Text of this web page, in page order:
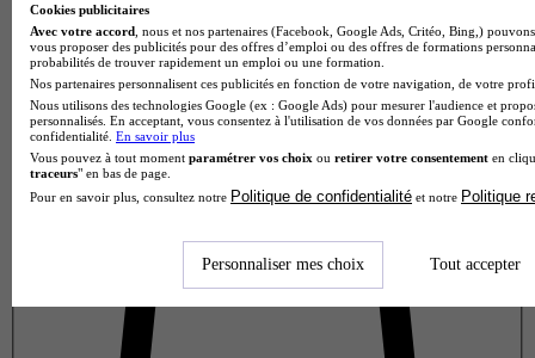
Cookies publicitaires
Avec votre accord , nous et nos partenaires (Facebook, Google Ads, Critéo, Bing,)
vous proposer des publicités pour des offres d’emploi ou des offres de formations
probabilités de trouver rapidement un emploi ou une formation.
Nos partenaires personnalisent ces publicités en fonction de votre navigation, de votre
Nous utilisons des technologies Google (ex : Google Ads) pour mesurer l'audience et
personnalisés. En acceptant, vous consentez à l'utilisation de vos données par Google
confidentialité. En savoir plus
Vous pouvez à tout moment paramétrer vos choix ou retirer votre consentement en
traceurs" en bas de page.
Pour en savoir plus, consultez notre Politique de confidentialité et notre Politique
Personnaliser mes choix Tout accepter